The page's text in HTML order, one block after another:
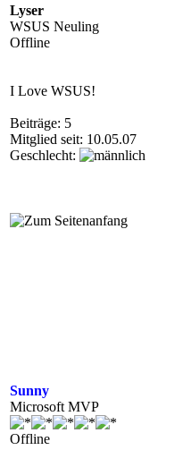
Lyser
WSUS Neuling
Offline
I Love WSUS!
Beiträge: 5
Mitglied seit: 10.05.07
Geschlecht:
Sunny
Microsoft MVP
Offline